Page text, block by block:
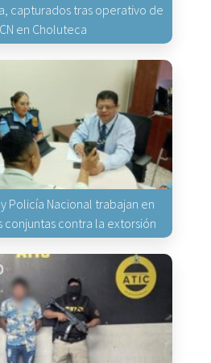
capturados tras operativo de
en Choluteca
Policía Nacional trabajan en
conjuntas contra la extorsión